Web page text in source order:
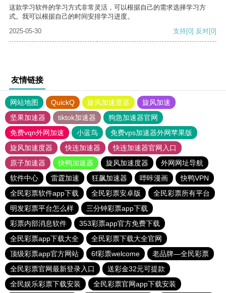
这款学习软件的学习方式非常灵活，可以根据自己的需求选择学习方
式。我可以根据自己的时间安排学习进度。
2025-05-30
支持[0] 反对[0]
友情链接
网站地图 QuickQ 旋风加速度器
旋风加速
坚果加速器
tiktok加速器
狗急加速器官网
免费vqn外网加速
小蓝鸟
免费vps加速器外网苹果版
旋风加速度器
快连加速器
快连加速器官网入口
原子加速器
快鸭加速器 旋风加速度器
外网网址导航
软件中心
雷霆加速 狂飙加速器 哔咔漫画
快鸭VPN
全民彩票软件app下载
全民彩票安卓版
全民彩票所有平台
明发彩票平台怎么样
三分钟彩票app下载
彩票内部消息软件
353彩票app官方免费下载
全民彩票app下载大全
全民彩票下载大全官网
顶级彩票app官方网站
6f彩票welcome
老品牌—全民彩票
全民彩票官网最新登录入口
送彩金32元可提款
全民娱乐彩票下载安装
全民彩票官网app下载安装